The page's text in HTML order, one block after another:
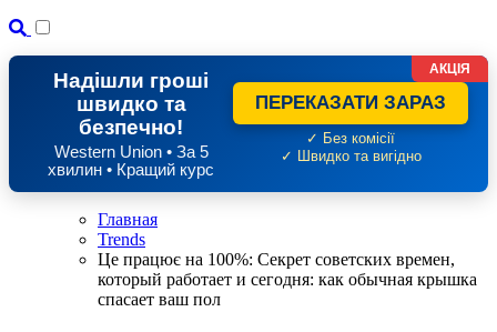
Надішли гроші
швидко та
безпечно!
Western Union • За 5
хвилин • Кращий курс
ПЕРЕКАЗАТИ ЗАРАЗ
✓ Без комісії
✓ Швидко та вигідно
АКЦІЯ
Главная
Trends
Це працює на 100%: Секрет советских времен,
который работает и сегодня: как обычная крышка
спасает ваш пол